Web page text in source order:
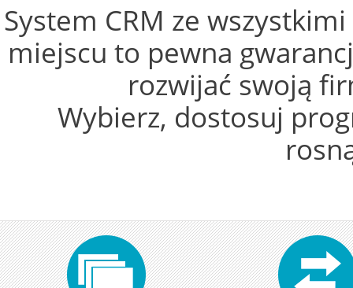
System CRM ze
miejscu to pewna
rozwijać swoją
Wybierz, dostosuj